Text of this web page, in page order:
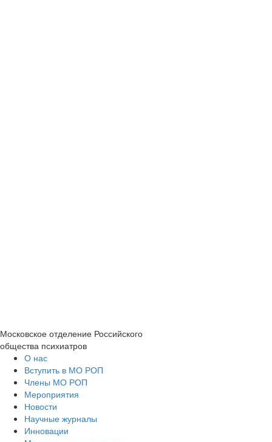
Московское отделение Российского
общества психиатров
О нас
Вступить в МО РОП
Члены МО РОП
Мероприятия
Новости
Научные журналы
Инновации